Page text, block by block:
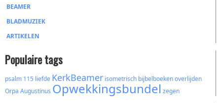
BEAMER
BLADMUZIEK
ARTIKELEN
Populaire tags
psalm 115 liefde KerkBeamer isometrisch bijbelboekenoverlijden
Orpa Augustinus Opwekkingsbundel zegen